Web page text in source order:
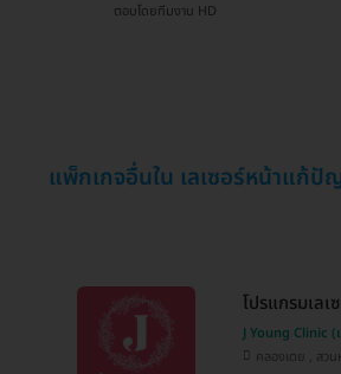
ตอบโดยทีมงาน HD
แพ็กเกจอื่นใน เลเซอร์หน้าแก้
โปรแกรมเล
J Young Clinic (
คลองเต